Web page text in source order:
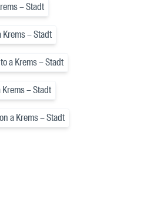
– Stadt
Krems – Stadt
a Krems – Stadt
– Stadt
a Krems – Stadt